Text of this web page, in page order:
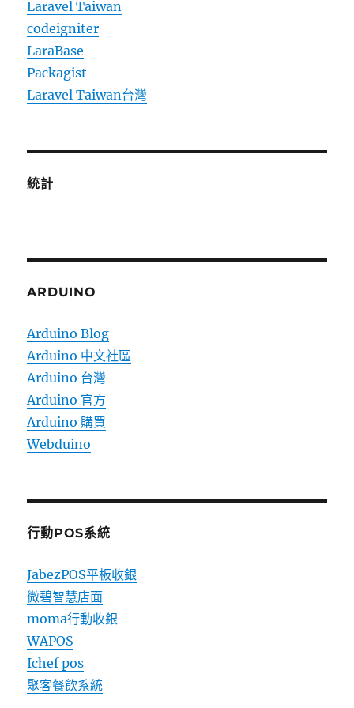
Laravel Taiwan
codeigniter
LaraBase
Packagist
Laravel Taiwan台灣
統計
ARDUINO
Arduino Blog
Arduino 中文社區
Arduino 台灣
Arduino 官方
Arduino 購買
Webduino
行動POS系統
JabezPOS平板收銀
微碧智慧店面
moma行動收銀
WAPOS
Ichef pos
聚客餐飲系統